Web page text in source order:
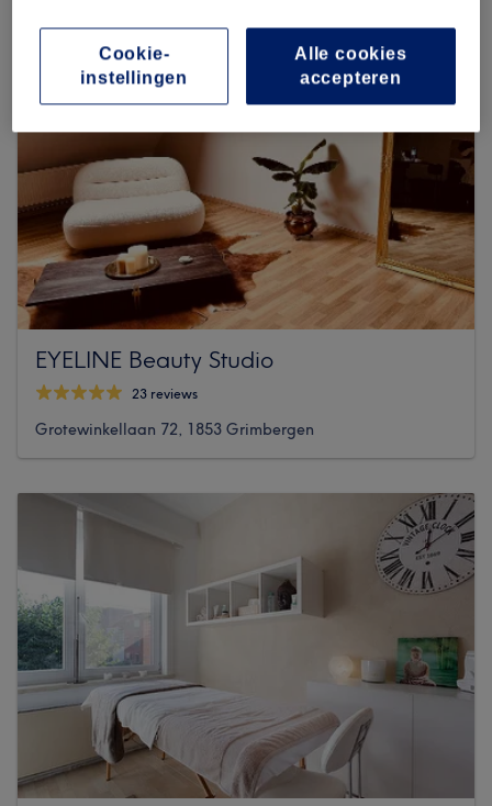
EYELINE Beauty Studio
23 reviews
Grotewinkellaan 72, 1853 Grimbergen
Alle cookies
accepteren
Cookie-
instellingen